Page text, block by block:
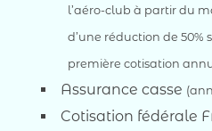
l’aéro-club à partir du
d’une réduction de
première cotisation
Assurance casse
Cotisation fédérale